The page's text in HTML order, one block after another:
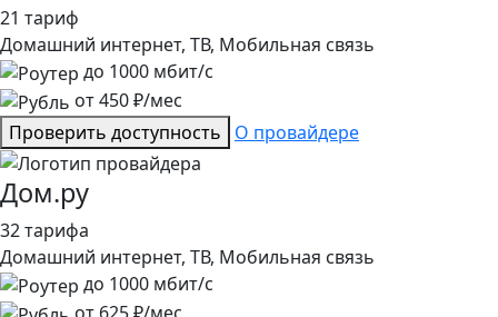
21 тариф
Домашний интернет, ТВ, Мобильная связь
до 1000 мбит/с
от450₽/мес
Проверить доступность
О провайдере
Дом.ру
32 тарифа
Домашний интернет, ТВ, Мобильная связь
до 1000 мбит/с